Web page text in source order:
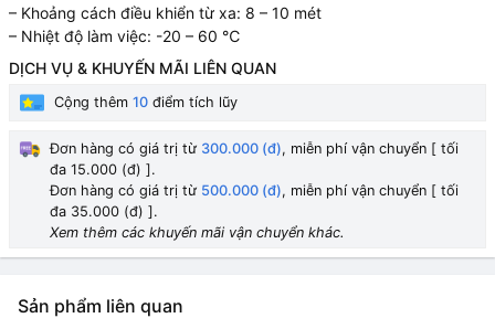
– Khoảng cách điều khiển từ xa: 8 – 10 mét
– Nhiệt độ làm việc: -20 – 60 ℃
DỊCH VỤ & KHUYẾN MÃI LIÊN QUAN
Cộng thêm 10 điểm tích lũy
Đơn hàng có giá trị từ 300.000 (đ), miễn phí vận chuyển [ tối
đa 15.000 (đ) ].
Đơn hàng có giá trị từ 500.000 (đ), miễn phí vận chuyển [ tối
đa 35.000 (đ) ].
Xem thêm các khuyến mãi vận chuyển khác.
Sản phẩm liên quan